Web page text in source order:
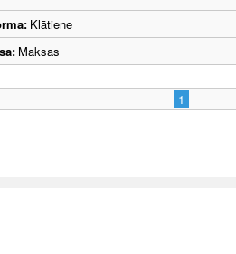
Klātiene
Maksas
1